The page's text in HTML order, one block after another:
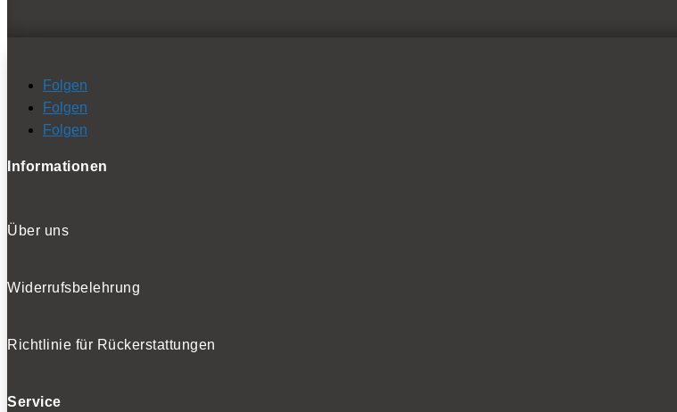
Folgen
Folgen
Folgen
Informationen
Über uns
Widerrufsbelehrung
Richtlinie für Rückerstattungen
Service